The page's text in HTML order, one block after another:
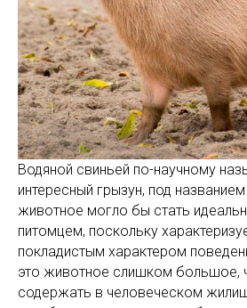
Водяной свиньей по-научному
интересный грызун, под
животное могло бы стать
питомцем, поскольку
покладистым характером
это животное слишком большое,
содержать в человеческом